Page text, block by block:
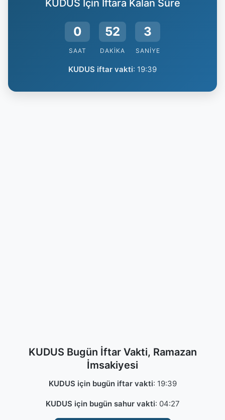
KUDUS İçin İftara Kalan Süre
0
SAAT
52
DAKIKA
2
SANIYE
KUDUS iftar vakti: 19:39
KUDUS Bugün İftar Vakti, Ramazan
İmsakiyesi
KUDUS için bugün iftar vakti: 19:39
KUDUS için bugün sahur vakti: 04:27